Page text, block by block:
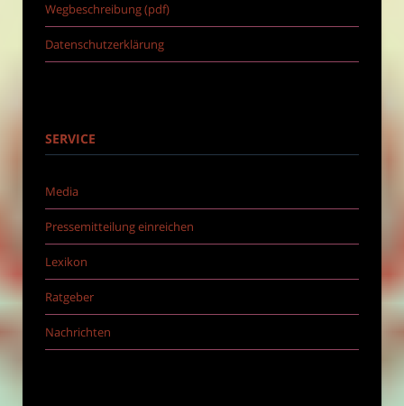
Wegbeschreibung (pdf)
Datenschutzerklärung
SERVICE
Media
Pressemitteilung einreichen
Lexikon
Ratgeber
Nachrichten